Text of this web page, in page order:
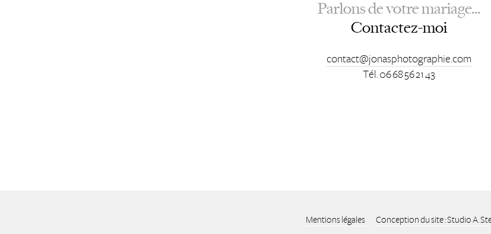
Parlons de votre mariage...
Contactez-moi
contact@jonasphotographie.com
Tél. 06 68 56 21 43
Mentions légales Conception du site : Studio A.